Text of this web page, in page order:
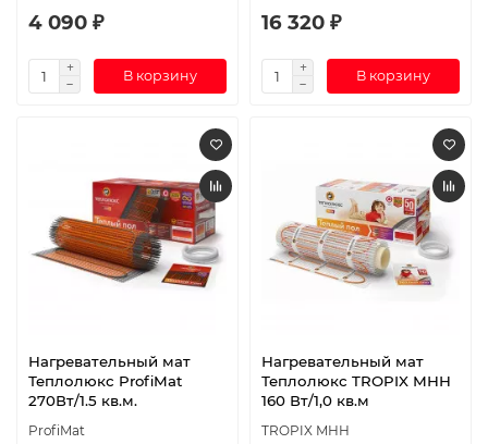
4 090 ₽
В корзину
16 320 ₽
В корзину
Нагревательный мат
Теплолюкс ProfiMat
270Вт/1.5 кв.м.
ProfiMat
Нагревательный мат
Теплолюкс TROPIX МНН
160 Вт/1,0 кв.м
TROPIX МНН